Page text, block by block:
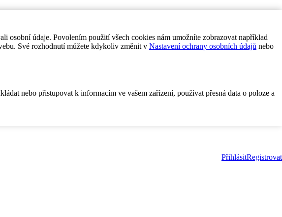
osobní údaje. Povolením použití všech cookies nám umožníte zobrazovat například
Své rozhodnutí můžete kdykoliv změnit v Nastavení ochrany osobních údajů nebo
nebo přistupovat k informacím ve vašem zařízení, používat přesná data o poloze a
PřihlásitRegistrovat